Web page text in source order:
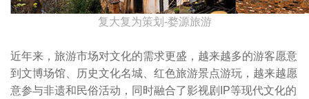
复大复为策划-婺源旅游
近年来，旅游市场对文化的需求更盛，越来越多的游客愿意
到文博场馆、历史文化名城、红色旅游景点游玩，越来越愿
意参与非遗和民俗活动，同时融合了影视剧IP等现代文化的